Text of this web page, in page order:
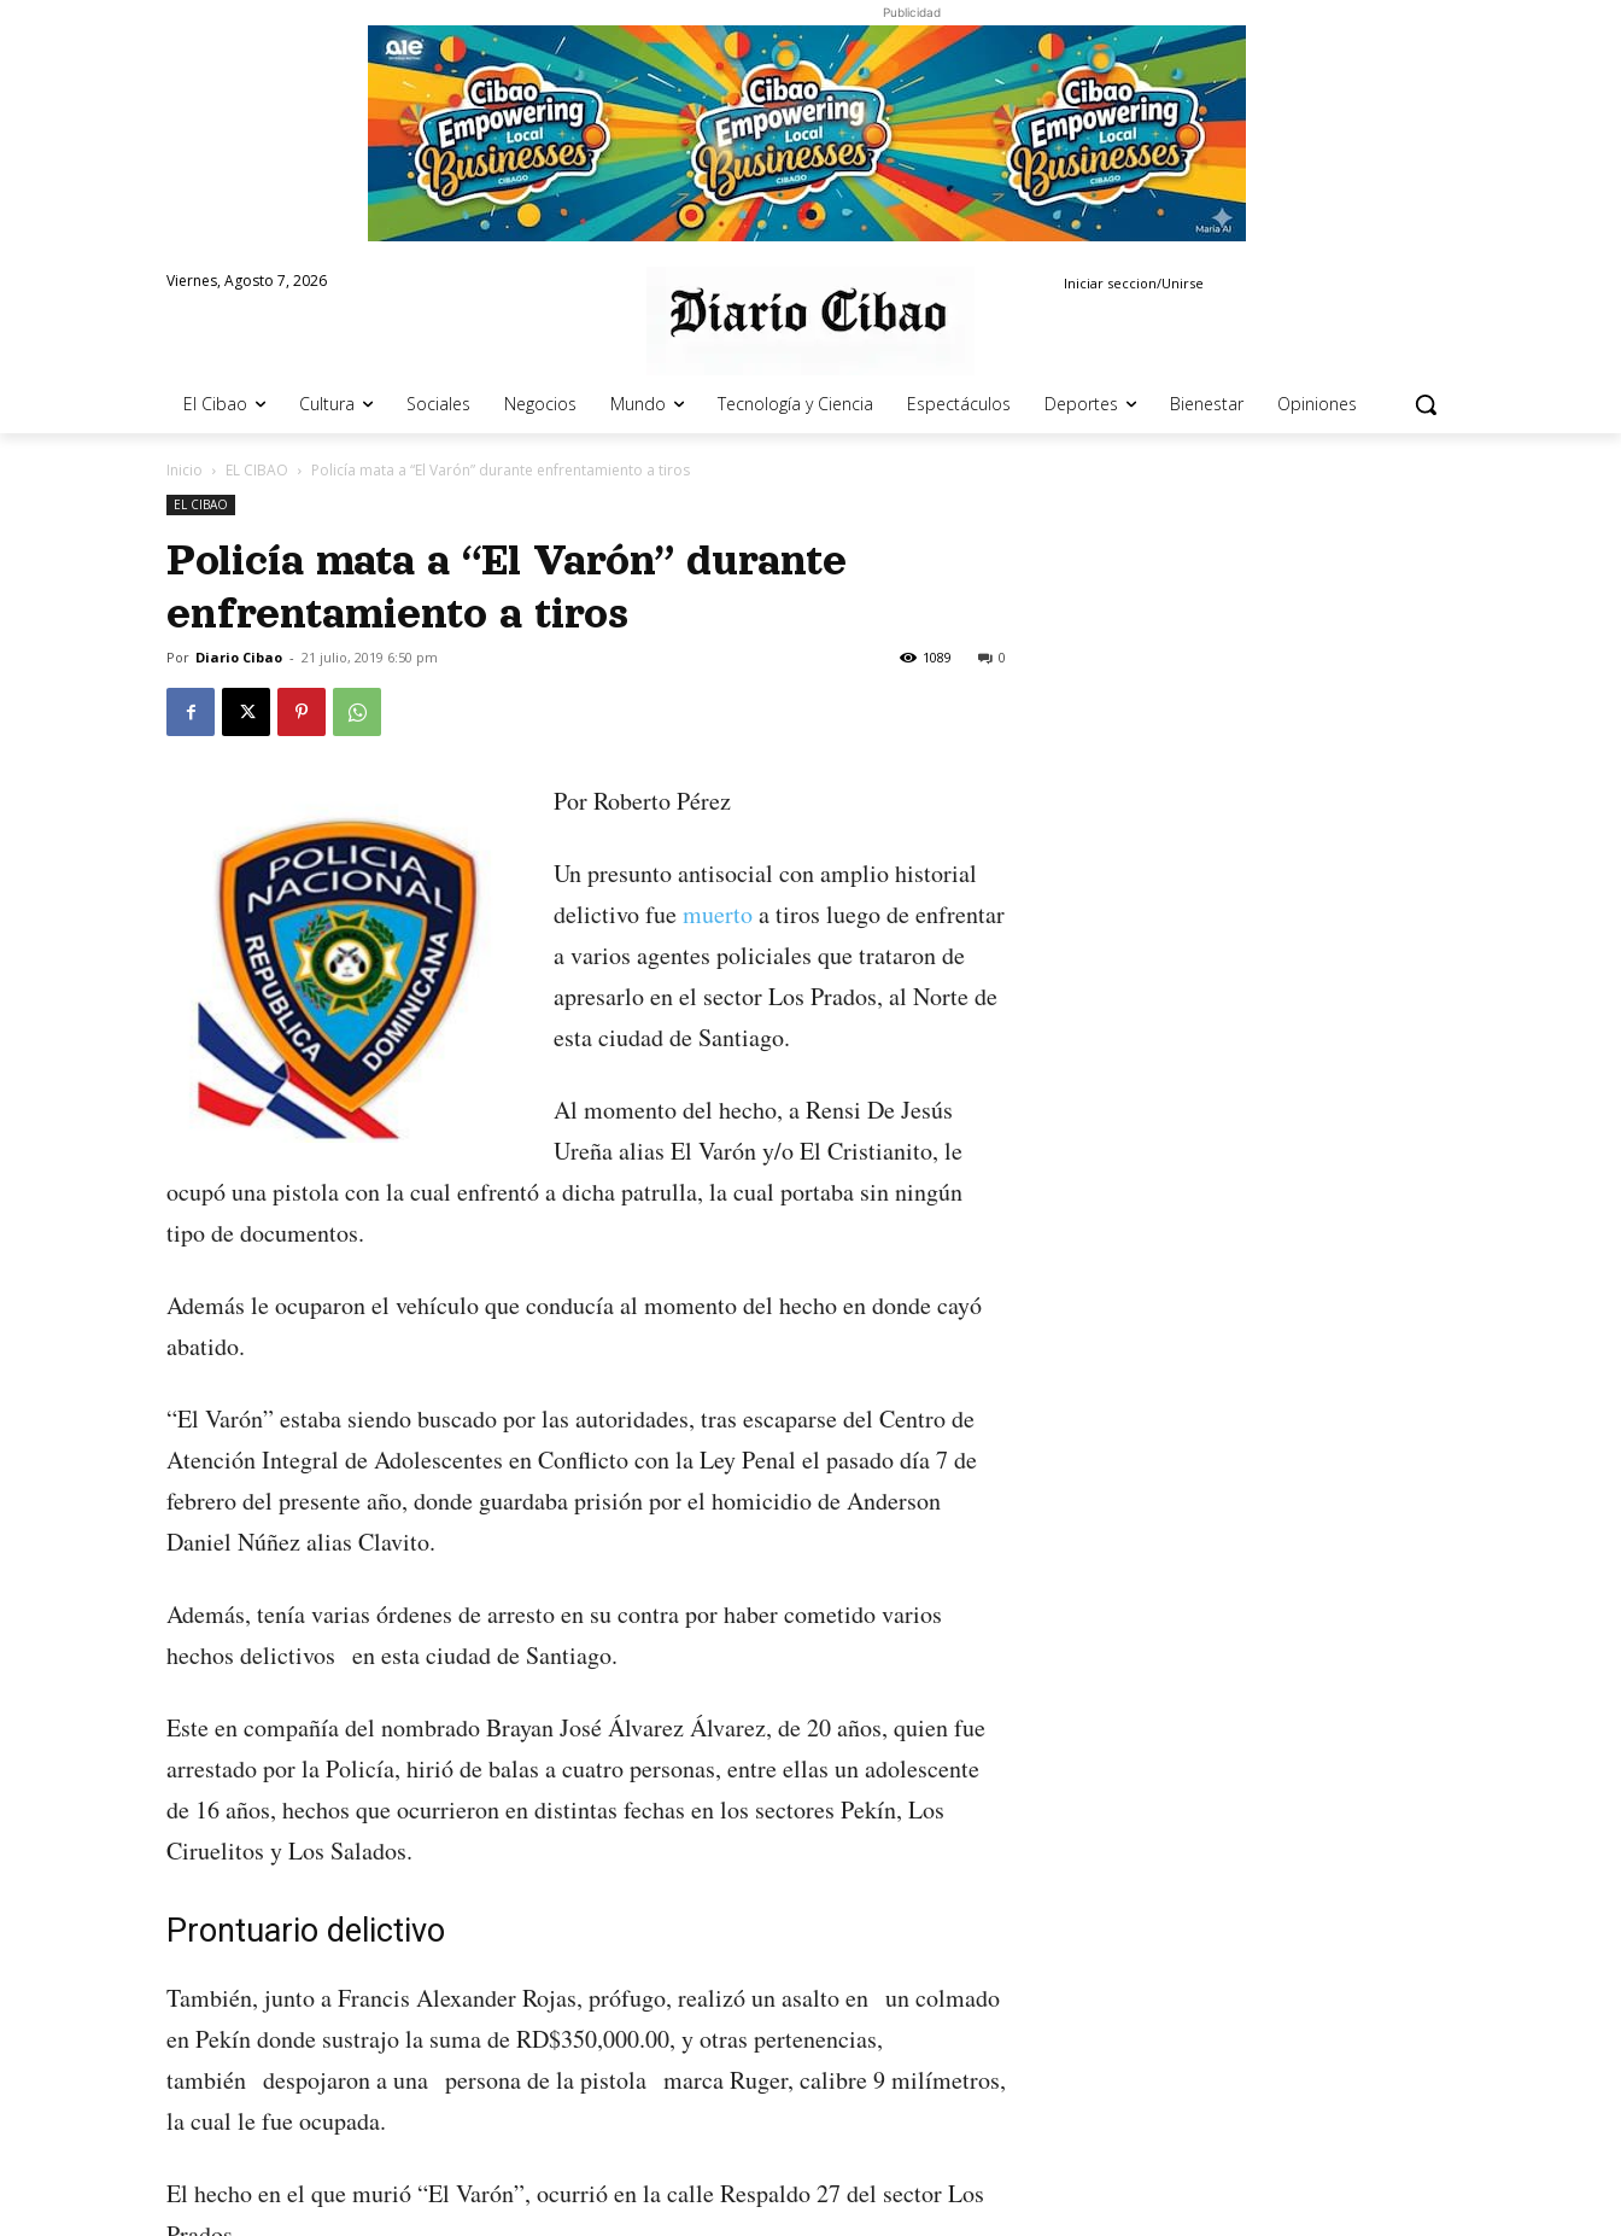
Publicidad
Viernes, Agosto 7, 2026 Iniciar seccion/Unirse
El Cibao Cultura Sociales Negocios Mundo Tecnología y Ciencia Espectáculos Deportes Bienestar Opiniones
Inicio EL CIBAO Policía mata a “El Varón” durante enfrentamiento a tiros
EL CIBAO
Policía mata a “El Varón” durante
enfrentamiento a tiros
Por Diario Cibao - 21 julio, 2019 6:50 pm 0
1089
Por Roberto Pérez
Un presunto antisocial con amplio historial
delictivo fuemuertoa tiros luego de enfrentar
a varios agentes policiales que trataron de
apresarlo en el sector Los Prados, al Norte de
esta ciudad de Santiago.
Al momento del hecho, a Rensi De Jesús
Ureña alias El Varón y/o El Cristianito, le
ocupó una pistola con la cual enfrentó a dicha patrulla, la cual portaba sin ningún
tipo de documentos.
Además le ocuparon el vehículo que conducía al momento del hecho en donde cayó
abatido.
“El Varón” estaba siendo buscado por las autoridades, tras escaparse del Centro de
Atención Integral de Adolescentes en Conflicto con la Ley Penal el pasado día 7 de
febrero del presente año, donde guardaba prisión por el homicidio de Anderson
Daniel Núñez alias Clavito.
Además, tenía varias órdenes de arresto en su contra por haber cometido varios
hechos delictivos en esta ciudad de Santiago.
Este en compañía del nombrado Brayan José Álvarez Álvarez, de 20 años, quien fue
arrestado por la Policía, hirió de balas a cuatro personas, entre ellas un adolescente
de 16 años, hechos que ocurrieron en distintas fechas en los sectores Pekín, Los
Ciruelitos y Los Salados.
Prontuario delictivo
También, junto a Francis Alexander Rojas, prófugo, realizó un asalto en un colmado
en Pekín donde sustrajo la suma de RD$350,000.00, y otras pertenencias,
también despojaron a una persona de la pistola marca Ruger, calibre 9 milímetros,
la cual le fue ocupada.
El hecho en el que murió “El Varón”, ocurrió en la calle Respaldo 27 del sector Los